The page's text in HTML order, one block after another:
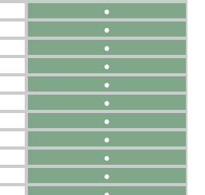
●
●
●
●
●
●
●
●
●
●